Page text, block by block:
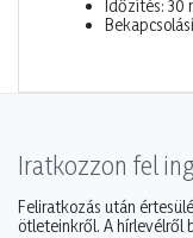
Időzítés: 30
Iratkozzon fel
Feliratkozás után
ötleteinkről. A hírlevélről